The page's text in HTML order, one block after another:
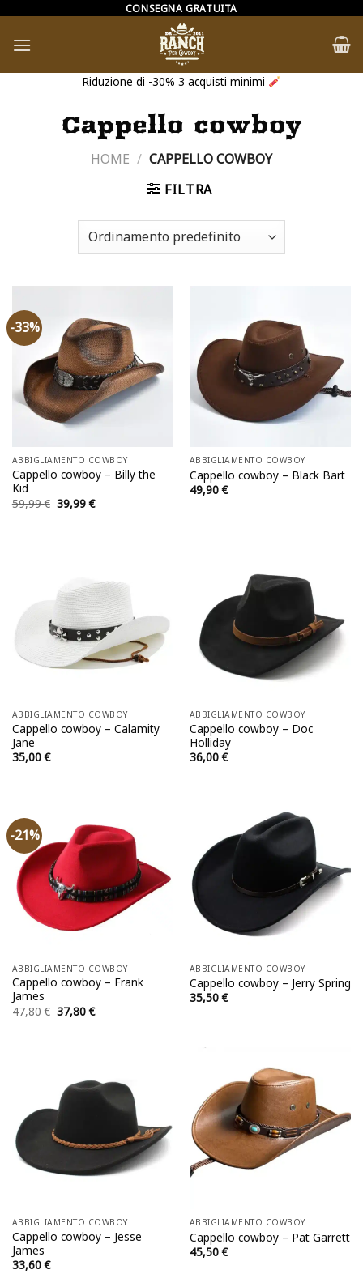
contenuti
CONSEGNA GRATUITA
Riduzione di -30% 3 acquisti minimi
Cappello cowboy
HOME / CAPPELLO COWBOY
FILTRA
-33%
ABBIGLIAMENTO COWBOY
Cappello cowboy – Billy the
Kid
59,99€ Il
prezzo
39,99€Il
prezzo
ABBIGLIAMENTO COWBOY
Cappello cowboy – Black Bart
49,90€
ABBIGLIAMENTO COWBOY
Cappello cowboy – Calamity
Jane
35,00€
ABBIGLIAMENTO COWBOY
Cappello cowboy – Doc
Holliday
36,00€
-21%
ABBIGLIAMENTO COWBOY
Cappello cowboy – Frank
James
47,80€ Il
prezzo
37,80€Il
prezzo
ABBIGLIAMENTO COWBOY
Cappello cowboy – Jerry Spring
35,50€
ABBIGLIAMENTO COWBOY
Cappello cowboy – Jesse
James
33,60€
ABBIGLIAMENTO COWBOY
Cappello cowboy – Pat Garrett
45,50€